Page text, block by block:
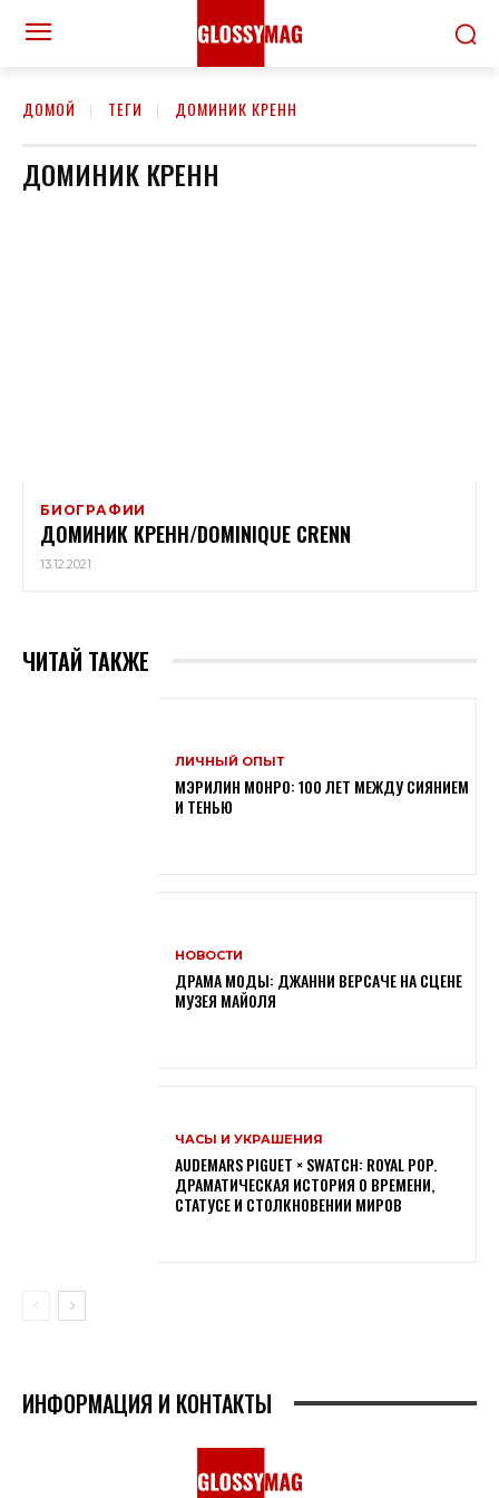
ДОМОЙ ТЕГИ ДОМИНИК КРЕНН
ДОМИНИК КРЕНН
БИОГРАФИИ
ДОМИНИК КРЕНН/DOMINIQUE CRENN
13.12.2021
ЧИТАЙ ТАКЖЕ
ЛИЧНЫЙ ОПЫТ
МЭРИЛИН МОНРО: 100 ЛЕТ МЕЖДУ СИЯНИЕМ
И ТЕНЬЮ
НОВОСТИ
ДРАМА МОДЫ: ДЖАННИ ВЕРСАЧЕ НА СЦЕНЕ
МУЗЕЯ МАЙОЛЯ
ЧАСЫ И УКРАШЕНИЯ
AUDEMARS PIGUET × SWATCH: ROYAL POP.
ДРАМАТИЧЕСКАЯ ИСТОРИЯ О ВРЕМЕНИ,
СТАТУСЕ И СТОЛКНОВЕНИИ МИРОВ
ИНФОРМАЦИЯ И КОНТАКТЫ